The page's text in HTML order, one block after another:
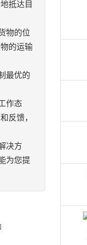
抵达目
物的位
的运输
最优的
作态
反馈，
决方
为您提